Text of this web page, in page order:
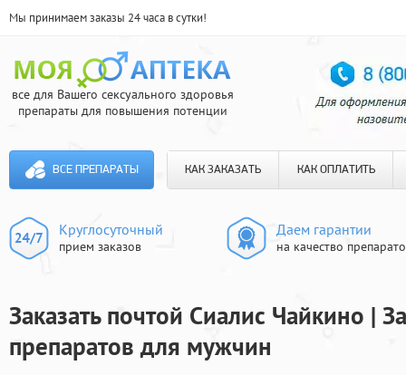
Мы принимаем заказы 24 часа в сутки!
все для Вашего сексуального здоровья
препараты для повышения потенции
ВСЕ ПРЕПАРАТЫ КАК ЗАКАЗАТЬ КАК ОПЛАТИТЬ
Круглосуточный
прием заказов
Даем гарантии
на качество
Заказать почтой Сиалис Чайкино |
препаратов для мужчин